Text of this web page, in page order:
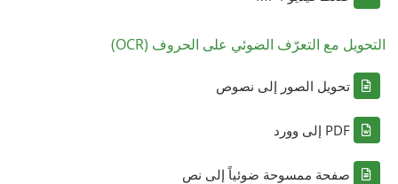
التحويل مع التعرّف الضوئي على الحروف (OCR)
تحويل الصور إلى نصوص
PDF إلى وورد
صفحة ممسوحة ضوئياً إلى نص